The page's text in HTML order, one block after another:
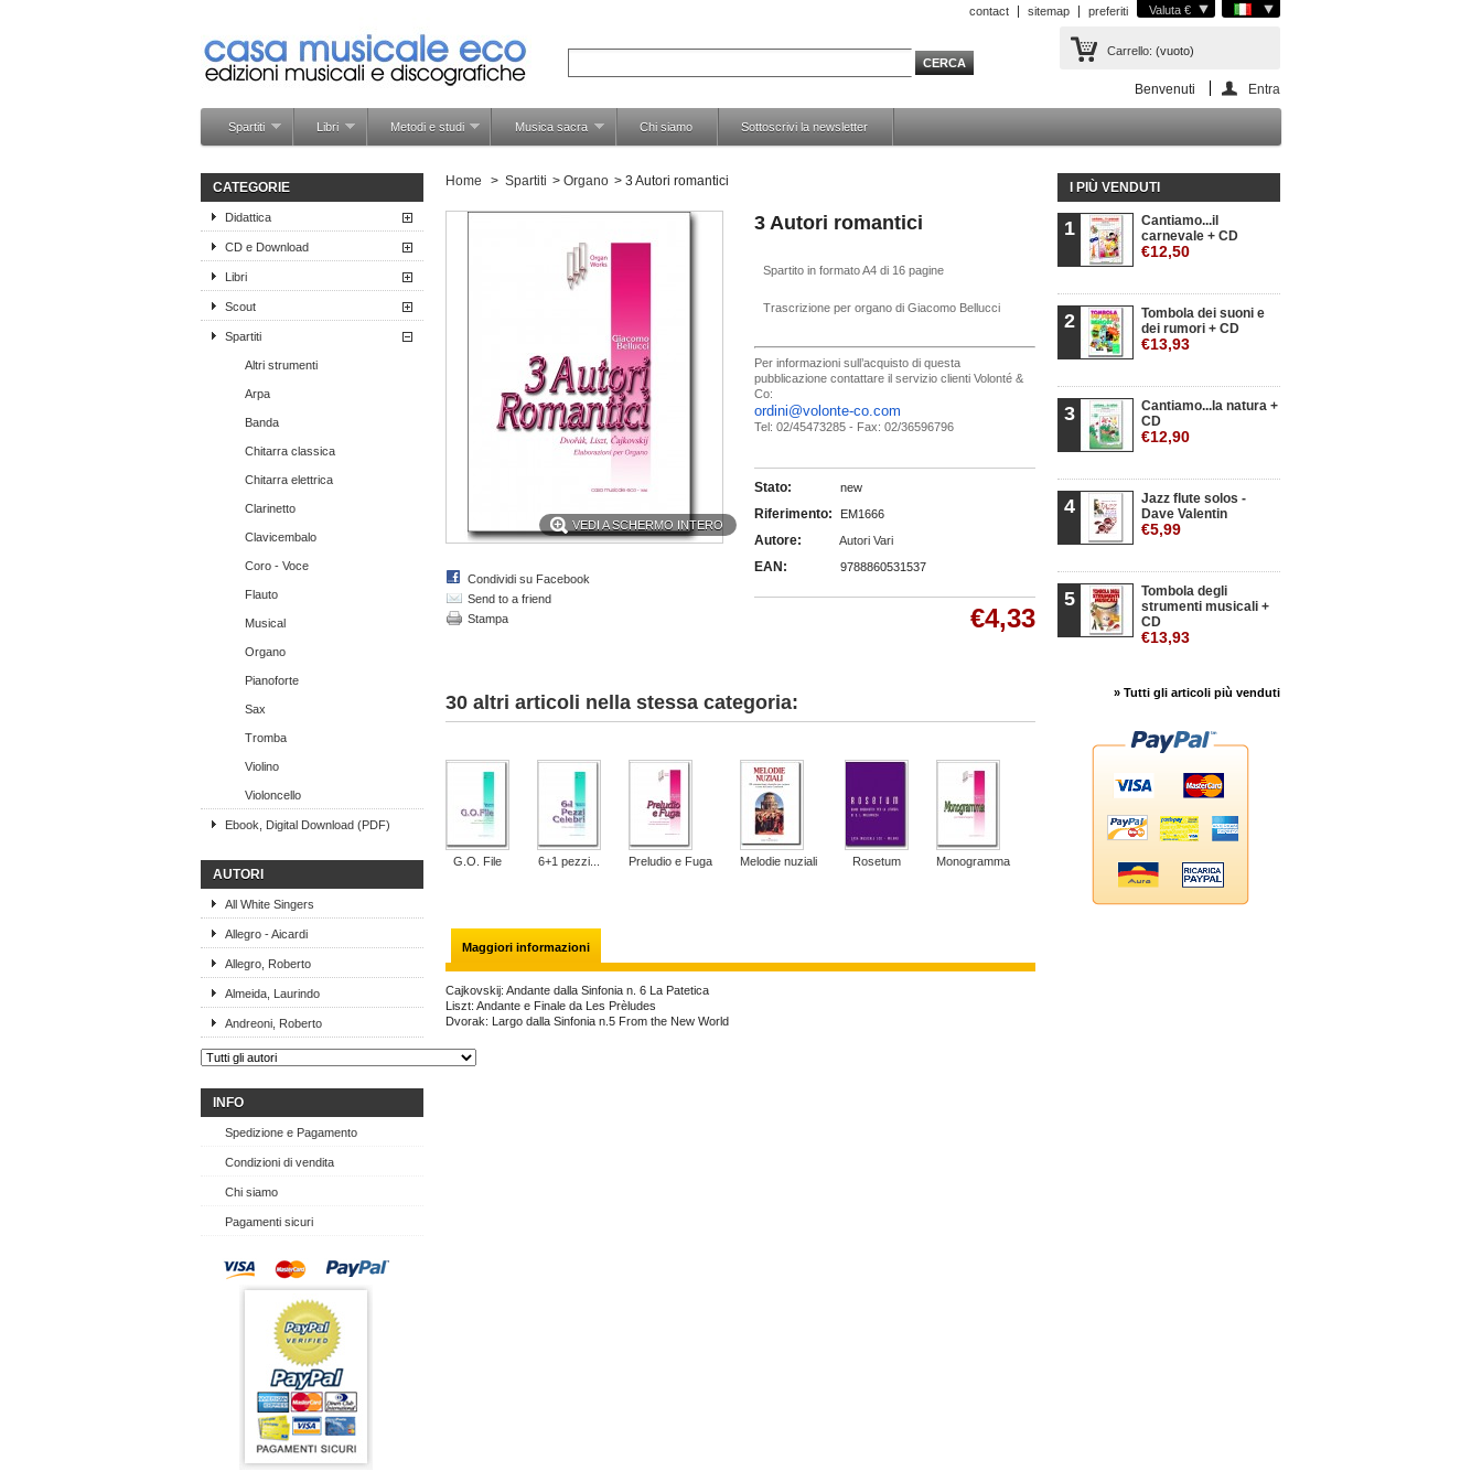
Valuta €
contact sitemap preferiti
Carrello: (vuoto)
Benvenuti Entra
Spartiti Libri Metodi e studi Musica sacra Chi siamo Sottoscrivi la newsletter
CATEGORIE
Didattica
CD e Download
Libri
Scout
Spartiti
Altri strumenti
Arpa
Banda
Chitarra classica
Chitarra elettrica
Clarinetto
Clavicembalo
Coro - Voce
Flauto
Musical
Organo
Pianoforte
Sax
Tromba
Violino
Violoncello
Ebook, Digital Download (PDF)
AUTORI
All White Singers
Allegro - Aicardi
Allegro, Roberto
Almeida, Laurindo
Andreoni, Roberto
INFO
Spedizione e Pagamento
Condizioni di vendita
Chi siamo
Pagamenti sicuri
Home > Spartiti > Organo > 3 Autori romantici
VEDI A SCHERMO INTERO
Condividi su Facebook
Send to a friend
Stampa
3 Autori romantici
Spartito in formato A4 di 16 pagine
Trascrizione per organo di Giacomo Bellucci
Per informazioni sull’acquisto di questa
pubblicazione contattare il servizio clienti Volonté &
Co:
ordini@volonte-co.com
Tel: 02/45473285 - Fax: 02/36596796
Stato: new
Riferimento: EM1666
Autore: Autori Vari
EAN: 9788860531537
€4,33
30 altri articoli nella stessa categoria:
G.O. File 6+1 pezzi... Preludio e Fuga Melodie nuziali Rosetum Monogramma Parafrasi
Maggiori informazioni
Cajkovskij: Andante dalla Sinfonia n. 6 La Patetica
Liszt: Andante e Finale da Les Prèludes
Dvorak: Largo dalla Sinfonia n.5 From the New World
I PIÙ VENDUTI
1
Cantiamo...il
carnevale + CD
€12,50
2
Tombola dei suoni e
dei rumori + CD
€13,93
3
Cantiamo...la natura +
CD
€12,90
4
Jazz flute solos -
Dave Valentin
€5,99
5
Tombola degli
strumenti musicali +
CD
€13,93
» Tutti gli articoli più venduti